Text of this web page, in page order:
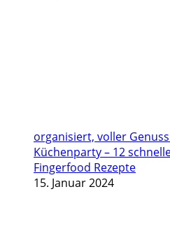
organisiert, voller
Küchenparty – 12
Fingerfood Rezepte
15. Januar 2024